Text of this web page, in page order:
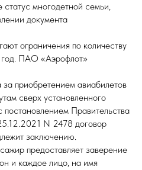
многодетной семьи,
документа
ограничения по количеству
год. ПАО «Аэрофлот»
приобретением авиабилетов
сверх установленного
постановлением Правительства
N 2478 договор
заключению.
предоставляет заверение
и каждое лицо, на имя